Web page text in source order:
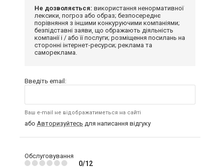
Не дозволяється: використання ненормативної
лексики, погроз або образ; безпосереднє
порівняння з іншими конкуруючими компаніями;
безпідставні заяви, що ображають діяльність
компанії і / або її послуги; розміщення посилань на
сторонні інтернет-ресурси; реклама та
самореклама.
Введіть email:
Ваш e-mail не відображатиметься на сайті
або Авторизуйтесь для написання відгуку
Обслуговування
0/12